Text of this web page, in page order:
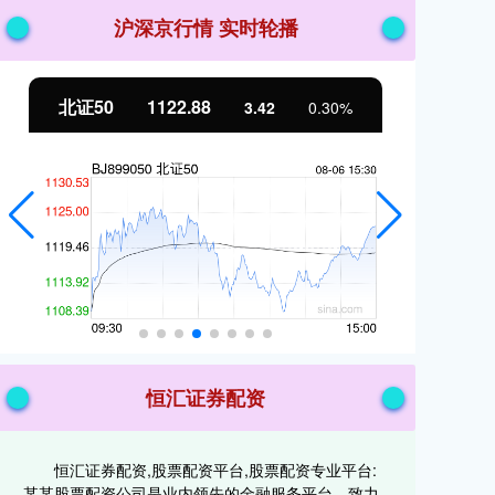
沪深京行情 实时轮播
北证50 1122.88 3.42 0.30%
恒汇证券配资
恒汇证券配资,股票配资平台,股票配资专业平台: